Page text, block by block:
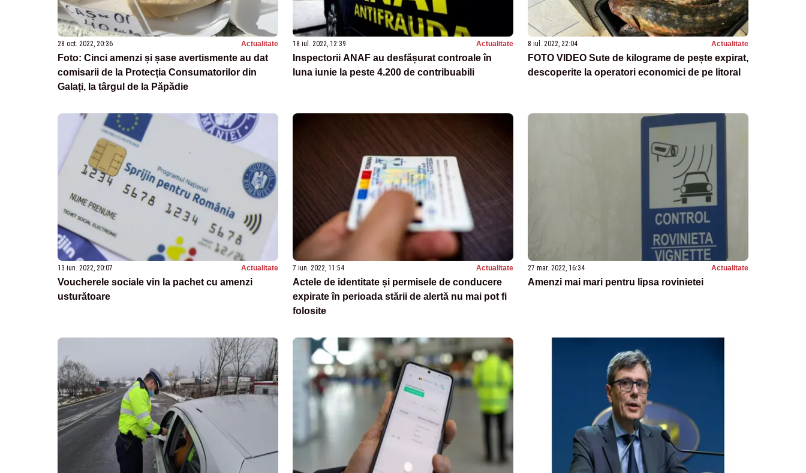
28 oct. 2022, 20:36 Actualitate
Foto: Cinci amenzi și șase avertismente au dat
comisarii de la Protecția Consumatorilor din
Galați, la târgul de la Păpădie
18 iul. 2022, 12:39 Actualitate
Inspectorii ANAF au desfășurat controale în
luna iunie la peste 4.200 de contribuabili
8 iul. 2022, 22:04 Actualitate
FOTO VIDEO Sute de kilograme de pește expirat,
descoperite la operatori economici de pe litoral
13 iun. 2022, 20:07 Actualitate
Voucherele sociale vin la pachet cu amenzi
usturătoare
7 iun. 2022, 11:54 Actualitate
Actele de identitate și permisele de conducere
expirate în perioada stării de alertă nu mai pot fi
folosite
27 mar. 2022, 16:34 Actualitate
Amenzi mai mari pentru lipsa rovinietei